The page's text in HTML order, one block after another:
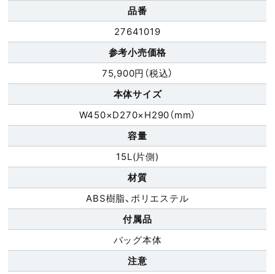
品番
27641019
参考小売価格
75,900円（税込）
本体サイズ
W450×D270×H290（mm）
容量
15L(片側)
材質
ABS樹脂、ポリエステル
付属品
バッグ本体
注意